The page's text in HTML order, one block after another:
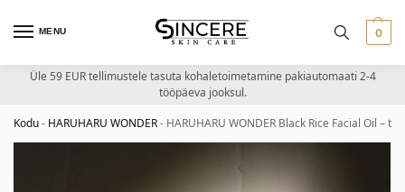
MENU 0
Üle 59 EUR tellimustele tasuta kohaletoimetamine pakiautomaati 2-4
tööpäeva jooksul.
Kodu- HARUHARU WONDER- HARUHARU WONDER Black Rice Facial Oil –